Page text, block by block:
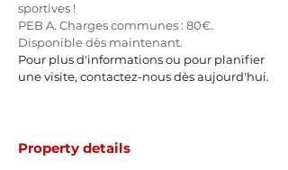
sportives !
PEB A. Charges communes : 80€.
Disponible dès maintenant.
Pour plus d'informations ou pour planifier
une visite, contactez-nous dès aujourd'hui.
Property details